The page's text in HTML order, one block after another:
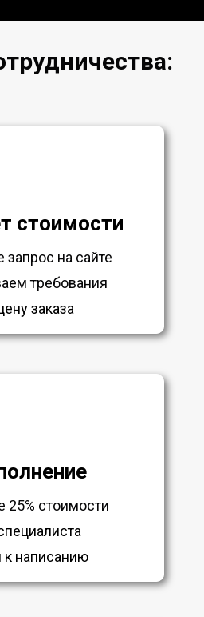
стоимости
запрос на сайте
требования
заказа
25% стоимости
к написанию